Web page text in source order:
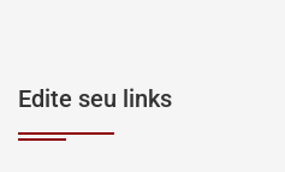
Edite seu links